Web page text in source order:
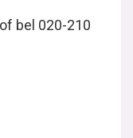
bel 020-210